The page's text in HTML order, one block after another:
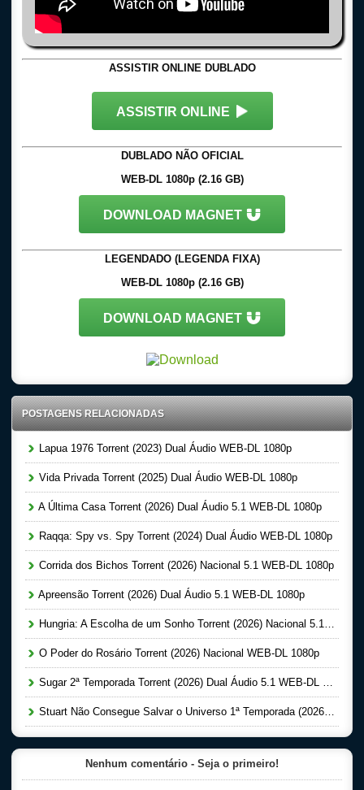
ASSISTIR ONLINE DUBLADO
ASSISTIR ONLINE
DUBLADO NÃO OFICIAL
WEB-DL 1080p (2.16 GB)
DOWNLOAD MAGNET
LEGENDADO (LEGENDA FIXA)
WEB-DL 1080p (2.16 GB)
DOWNLOAD MAGNET
POSTAGENS RELACIONADAS
Lapua 1976 Torrent (2023) Dual Áudio WEB-DL 1080p
Vida Privada Torrent (2025) Dual Áudio WEB-DL 1080p
A Última Casa Torrent (2026) Dual Áudio 5.1 WEB-DL 1080p
Raqqa: Spy vs. Spy Torrent (2024) Dual Áudio WEB-DL 1080p
Corrida dos Bichos Torrent (2026) Nacional 5.1 WEB-DL 1080p
Apreensão Torrent (2026) Dual Áudio 5.1 WEB-DL 1080p
Hungria: A Escolha de um Sonho Torrent (2026) Nacional 5.1 WEB-DL 1080p
O Poder do Rosário Torrent (2026) Nacional WEB-DL 1080p
Sugar 2ª Temporada Torrent (2026) Dual Áudio 5.1 WEB-DL 1080p
Stuart Não Consegue Salvar o Universo 1ª Temporada (2026) Dual Áudio 5.1 WEB-DL 1080p
Nenhum comentário - Seja o primeiro!